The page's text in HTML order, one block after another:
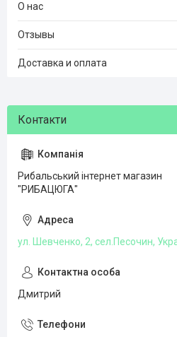
О нас
Отзывы
Доставка и оплата
Рибальський інтернет магазин
"РИБАЦЮГА"
ул. Шевченко, 2, сел.Песочин,
Дмитрий